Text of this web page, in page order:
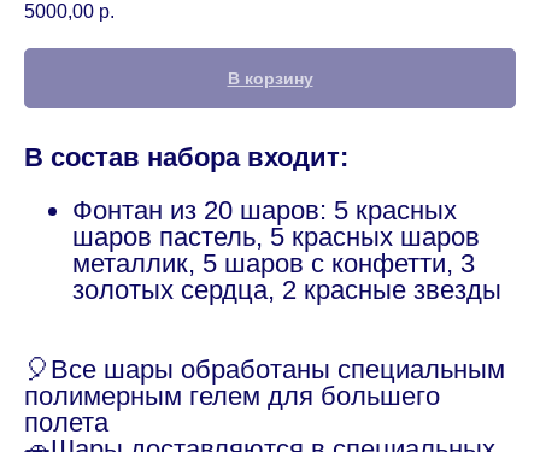
5000,00 р.
В корзину
В состав набора входит:
Фонтан из 20 шаров: 5 красных
шаров пастель, 5 красных шаров
металлик, 5 шаров с конфетти, 3
золотых сердца, 2 красные звезды
🎈Все шары обработаны специальным
полимерным гелем для большего
полета